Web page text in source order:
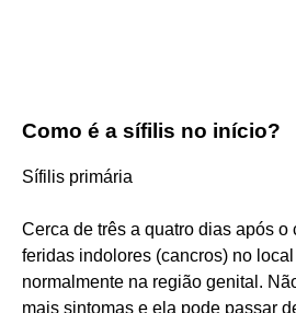
Como é a sífilis no início?
Sífilis primária
Cerca de três a quatro dias após o
feridas indolores (cancros) no
normalmente na região genital.
mais sintomas e ela pode passar